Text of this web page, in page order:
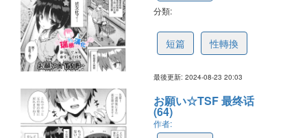
分類:
短篇 性轉換
最後更新: 2024-08-23 20:03
お願い☆TSF 最终话
(64)
作者: